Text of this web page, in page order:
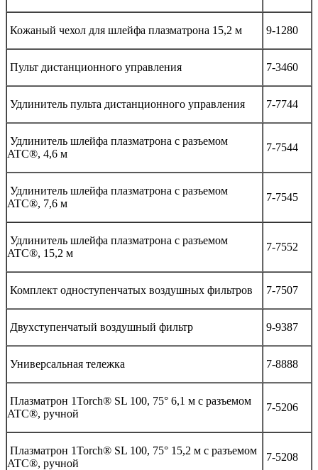
Кожаный чехол для шлейфа плазматрона 15,2 м 9-1280
Пульт дистанционного управления 7-3460
Удлинитель пульта дистанционного управления 7-7744
Удлинитель шлейфа плазматрона с разъемом
ATC®, 4,6 м
7-7544
Удлинитель шлейфа плазматрона с разъемом
ATC®, 7,6 м
7-7545
Удлинитель шлейфа плазматрона с разъемом
ATC®, 15,2 м
7-7552
Комплект одноступенчатых воздушных фильтров 7-7507
Двухступенчатый воздушный фильтр 9-9387
Универсальная тележка 7-8888
Плазматрон 1Torch® SL 100, 75° 6,1 м с разъемом
ATC®, ручной
7-5206
Плазматрон 1Torch® SL 100, 75° 15,2 м с разъемом
ATC®, ручной
7-5208